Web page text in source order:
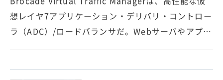
想レイヤ7アプリケーション・デリバリ・コントロー
ラ（ADC）/ロードバランサだ。Webサーバやアプ…